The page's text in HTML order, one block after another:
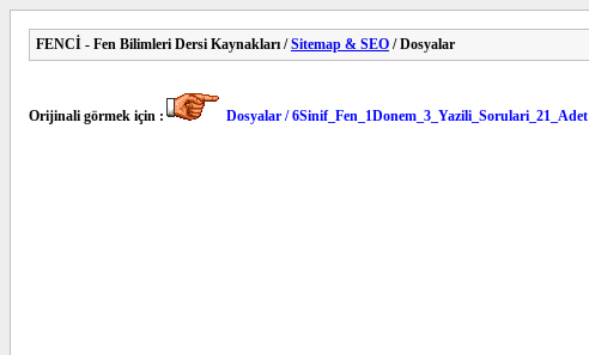
FENCİ - Fen Bilimleri Dersi Kaynakları /Sitemap & SEO / Dosyalar
Orijinali görmek için : Dosyalar / 6Sinif_Fen_1Donem_3_Yazili_Sorulari_21_Adet